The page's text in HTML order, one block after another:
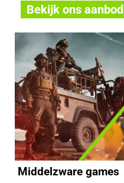
Bekijk ons aanbod
Middelzware games